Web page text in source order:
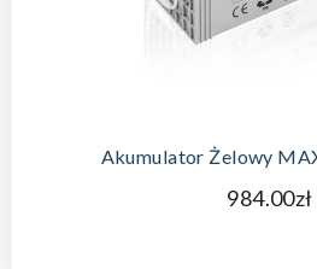
Akumulator Żelowy
984.00zł